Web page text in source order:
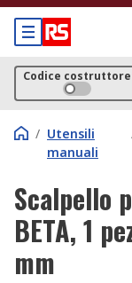
Codice costruttore
/ Utensili
manuali
Scalpello
BETA, 1
mm